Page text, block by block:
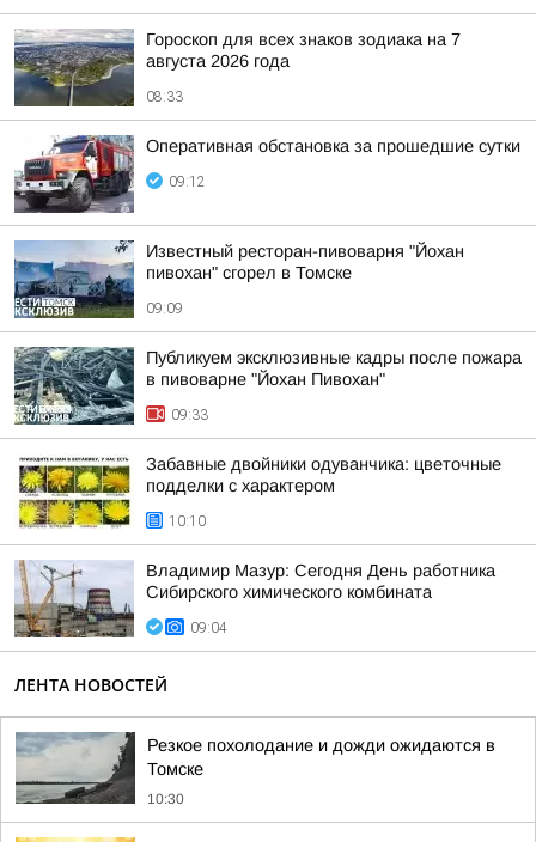
Гороскоп для всех знаков зодиака на 7
августа 2026 года
08:33
Оперативная обстановка за прошедшие сутки
09:12
Известный ресторан-пивоварня "Йохан
пивохан" сгорел в Томске
09:09
Публикуем эксклюзивные кадры после пожара
в пивоварне "Йохан Пивохан"
09:33
Забавные двойники одуванчика: цветочные
подделки с характером
10:10
Владимир Мазур: Сегодня День работника
Сибирского химического комбината
09:04
ЛЕНТА НОВОСТЕЙ
Резкое похолодание и дожди ожидаются в
Томске
10:30